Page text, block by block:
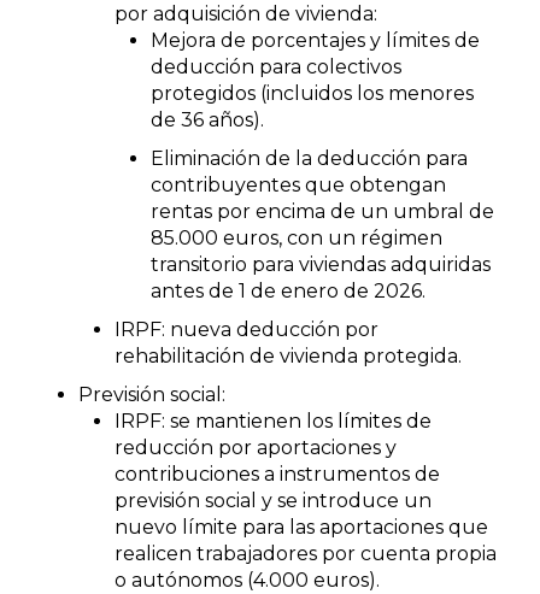
por adquisición de vivienda:
Mejora de porcentajes y límites de
deducción para colectivos
protegidos (incluidos los menores
de 36 años).
Eliminación de la deducción para
contribuyentes que obtengan
rentas por encima de un umbral de
85.000 euros, con un régimen
transitorio para viviendas adquiridas
antes de 1 de enero de 2026.
IRPF: nueva deducción por
rehabilitación de vivienda protegida.
Previsión social:
IRPF: se mantienen los límites de
reducción por aportaciones y
contribuciones a instrumentos de
previsión social y se introduce un
nuevo límite para las aportaciones que
realicen trabajadores por cuenta propia
o autónomos (4.000 euros).